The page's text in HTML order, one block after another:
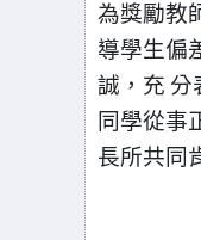
為獎勵教
導學生偏
誠，充 分
同學從事
長所共同